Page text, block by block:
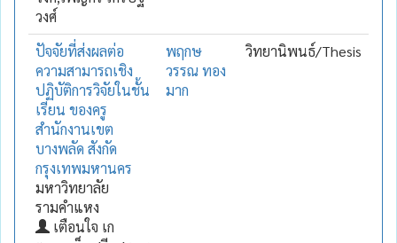
วงศ์
ปัจจัยที่ส่งผลต่อ
ความสามารถเชิง
ปฏิบัติการวิจัยในชั้น
เรียน ของครู
สำนักงานเขต
บางพลัด สังกัด
กรุงเทพมหานคร
มหาวิทยาลัย
รามคำแหง
เตือนใจ เก
พฤกษ
วรรณ ทอง
มาก
วิทยานิพนธ์/Thesis